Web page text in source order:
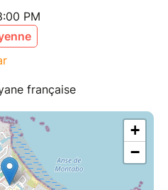
PM
française
+
−